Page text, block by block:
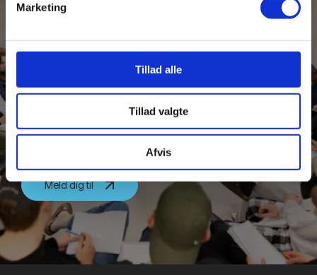
Marketing
Tillad alle
Tillad valgte
Afvis
TILMELD DIG ET HØJSKOLEOPHOLD
Meld dig til med det samme eller få en en
rundvisning på skolen.
Meld dig til